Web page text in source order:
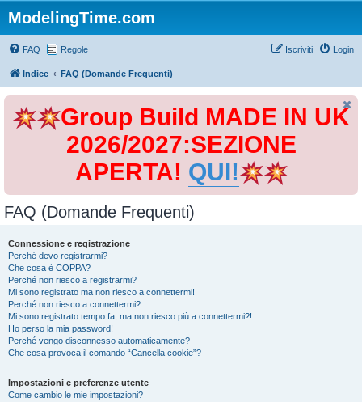
ModelingTime.com
FAQ Regole Login
Iscriviti
Indice FAQ (Domande Frequenti)
Group Build MADE IN UK
2026/2027:SEZIONE
APERTA! QUI!
FAQ (Domande Frequenti)
Connessione e registrazione
Perché devo registrarmi?
Che cosa è COPPA?
Perché non riesco a registrarmi?
Mi sono registrato ma non riesco a connettermi!
Perché non riesco a connettermi?
Mi sono registrato tempo fa, ma non riesco più a connettermi?!
Ho perso la mia password!
Perché vengo disconnesso automaticamente?
Che cosa provoca il comando “Cancella cookie”?
Impostazioni e preferenze utente
Come cambio le mie impostazioni?